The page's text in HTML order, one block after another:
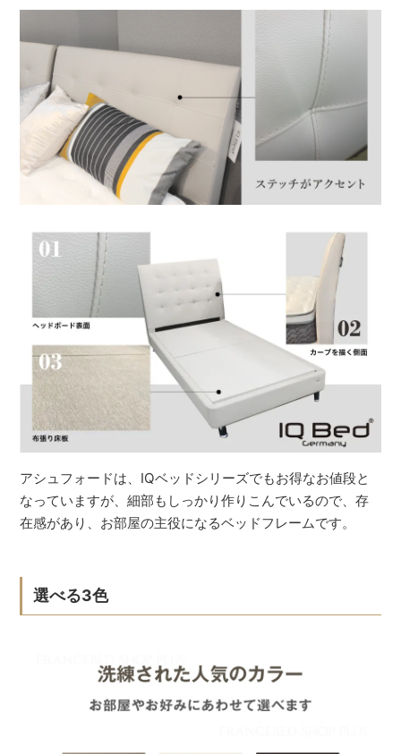
アシュフォードは、IQベッドシリーズでもお得なお値段と
なっていますが、細部もしっかり作りこんでいるので、存
在感があり、お部屋の主役になるベッドフレームです。
選べる3色